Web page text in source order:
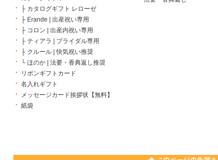
├ カタログギフト レローゼ
├ Erande | 出産祝い専用
├ コロン | 出産内祝い専用
├ ティアラ | ブライダル専用
├ クルール | 快気祝い推奨
└ ほのか | 法要・香典返し推奨
リボンギフトカード
名入れギフト
メッセージカード挨拶状【無料】
紙袋